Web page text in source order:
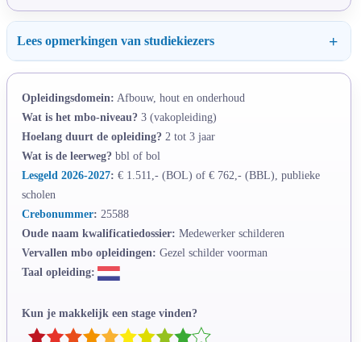
Lees opmerkingen van studiekiezers
Opleidingsdomein: Afbouw, hout en onderhoud
Wat is het mbo-niveau? 3 (vakopleiding)
Hoelang duurt de opleiding? 2 tot 3 jaar
Wat is de leerweg? bbl of bol
Lesgeld 2026-2027: € 1.511,- (BOL) of € 762,- (BBL), publieke
scholen
Crebonummer: 25588
Oude naam kwalificatiedossier: Medewerker schilderen
Vervallen mbo opleidingen: Gezel schilder voorman
Taal opleiding:
Kun je makkelijk een stage vinden?